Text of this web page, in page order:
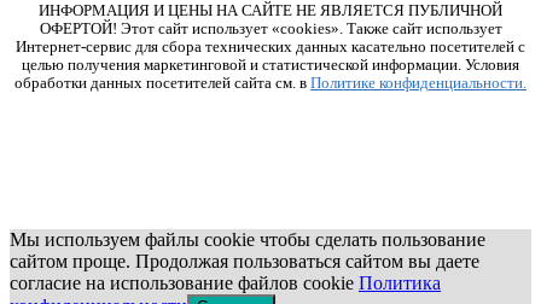
ИНФОРМАЦИЯ И ЦЕНЫ НА САЙТЕ НЕ ЯВЛЯЕТСЯ ПУБЛИЧНОЙ
ОФЕРТОЙ! Этот сайт использует «cookies». Также сайт использует
Интернет-сервис для сбора технических данных касательно посетителей с
целью получения маркетинговой и статистической информации. Условия
обработки данных посетителей сайта см. в Политике конфиденциальности.
Мы используем файлы cookie чтобы сделать пользование
сайтом проще. Продолжая пользоваться сайтом вы даете
согласие на использование файлов cookie Политика